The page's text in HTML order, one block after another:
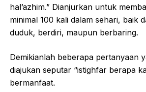
hal’azhim.” Dianjurkan untuk
minimal 100 kali dalam sehari, baik
duduk, berdiri, maupun berbaring.
Demikianlah beberapa pertanyaan
diajukan seputar “istighfar berapa
bermanfaat.